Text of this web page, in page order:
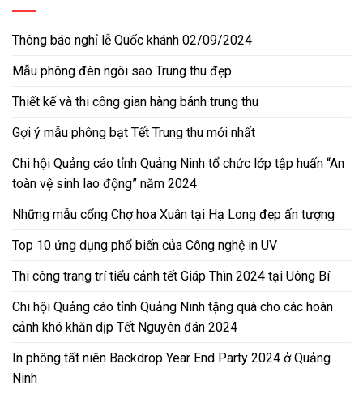
Thông báo nghỉ lễ Quốc khánh 02/09/2024
Mẫu phông đèn ngôi sao Trung thu đẹp
Thiết kế và thi công gian hàng bánh trung thu
Gợi ý mẫu phông bạt Tết Trung thu mới nhất
Chi hội Quảng cáo tỉnh Quảng Ninh tổ chức lớp tập huấn “An
toàn vệ sinh lao động” năm 2024
Những mẫu cổng Chợ hoa Xuân tại Hạ Long đẹp ấn tượng
Top 10 ứng dụng phổ biến của Công nghệ in UV
Thi công trang trí tiểu cảnh tết Giáp Thìn 2024 tại Uông Bí
Chi hội Quảng cáo tỉnh Quảng Ninh tặng quà cho các hoàn
cảnh khó khăn dịp Tết Nguyên đán 2024
In phông tất niên Backdrop Year End Party 2024 ở Quảng
Ninh